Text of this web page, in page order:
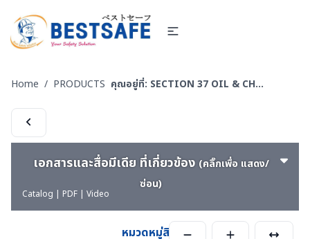
Home / PRODUCTS คุณอยู่ที่: SECTION 37 OIL & CHEMICAL ABSORBENT - วัสดุดูดซับเคมีและวัสดุดูดซับน้ำมัน
เอกสารและสื่อมีเดีย ที่เกี่ยวข้อง (คลิ๊กเพื่อ แสดง/
ซ่อน)
Catalog | PDF | Video
หมวดหมู่สินค้า